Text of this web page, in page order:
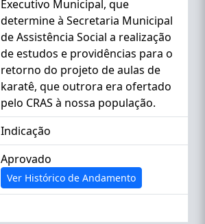
Executivo Municipal, que
determine à Secretaria Municipal
de Assistência Social a realização
de estudos e providências para o
retorno do projeto de aulas de
karatê, que outrora era ofertado
pelo CRAS à nossa população.
Indicação
Aprovado
Ver Histórico de Andamento